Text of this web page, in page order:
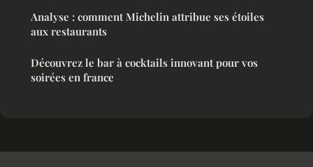
Analyse : comment Michelin attribue ses étoiles
aux restaurants
Découvrez le bar à cocktails innovant pour vos
soirées en france